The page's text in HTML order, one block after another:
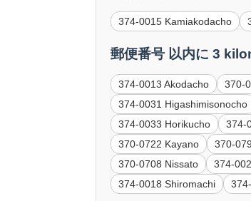
374-0015 Kamiakodacho
郵便番号 以内に 3
374-0013 Akodacho 370-
374-0031 Higashimisonocho
374-0033 Horikucho
374-
370-0722 Kayano
370-
370-0708 Nissato
374-
374-0018 Shiromachi